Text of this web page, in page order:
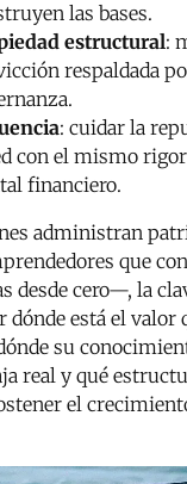
las bases.
estructural:
respaldada
: cuidar la
con el mismo
financiero.
administran
que
desde cero—, la
dónde está el valor
su
real y qué
el